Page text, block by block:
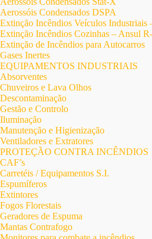
Aerossóis Condensados DSPA
Extinção Incêndios Veículos Industriais
Extinção Incêndios Cozinhas – Ansul
Extinção de Incêndios para Autocarros
Gases Inertes
EQUIPAMENTOS INDUSTRIAIS
Absorventes
Chuveiros e Lava Olhos
Descontaminação
Gestão e Controlo
Iluminação
Manutenção e Higienização
Ventiladores e Extratores
PROTEÇÃO CONTRA INCÊNDIOS
CAF’s
Carretéis / Equipamentos S.I.
Espumíferos
Extintores
Fogos Florestais
Geradores de Espuma
Mantas Contrafogo